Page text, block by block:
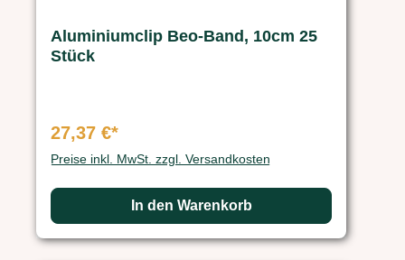
Aluminiumclip Beo-Band, 10cm 25
Stück
27,37 €*
Preise inkl. MwSt. zzgl. Versandkosten
In den Warenkorb